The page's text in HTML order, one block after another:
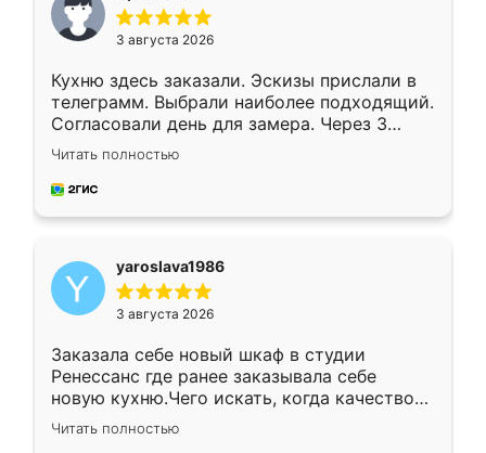
3 августа 2026
Кухню здесь заказали. Эскизы прислали в
телеграмм. Выбрали наиболее подходящий.
Согласовали день для замера. Через 3
недели кухня была уже готова. Остались
довольны работой. Спасибо Ренессанс
мебель за качественную работу!
Читать полностью
yaroslava1986
3 августа 2026
Заказала себе новый шкаф в студии
Ренессанс где ранее заказывала себе
новую кухню.Чего искать, когда качеством
вполне довольна. Служит кухня уже почти
два года, нареканий нет.
Читать полностью